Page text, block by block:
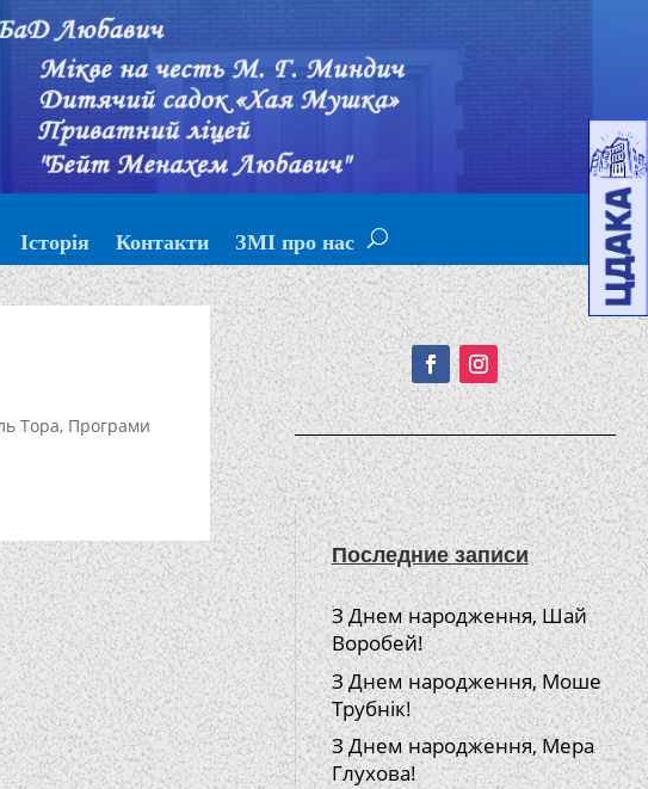
Історія Контакти ЗМІ про нас
Тора, Програми
Подписывайтесь!
Последние записи
З Днем народження, Шай
Воробей!
З Днем народження, Моше
Трубнік!
З Днем народження, Мера
Глухова!